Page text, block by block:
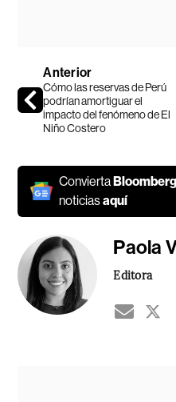
Anterior
Cómo las reservas de Perú
podrían amortiguar el
impacto del fenómeno de El
Niño Costero
Convierta
noticiasaquí
Paola
Editora